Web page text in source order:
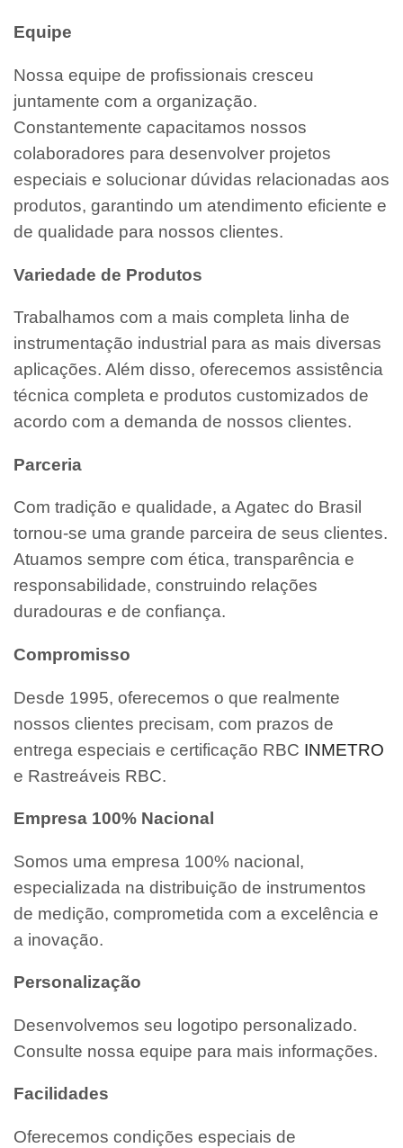
Equipe
Nossa equipe de profissionais cresceu
juntamente com a organização.
Constantemente capacitamos nossos
colaboradores para desenvolver projetos
especiais e solucionar dúvidas relacionadas aos
produtos, garantindo um atendimento eficiente e
de qualidade para nossos clientes.
Variedade de Produtos
Trabalhamos com a mais completa linha de
instrumentação industrial para as mais diversas
aplicações. Além disso, oferecemos assistência
técnica completa e produtos customizados de
acordo com a demanda de nossos clientes.
Parceria
Com tradição e qualidade, a Agatec do Brasil
tornou-se uma grande parceira de seus clientes.
Atuamos sempre com ética, transparência e
responsabilidade, construindo relações
duradouras e de confiança.
Compromisso
Desde 1995, oferecemos o que realmente
nossos clientes precisam, com prazos de
entrega especiais e certificação RBC INMETRO
e Rastreáveis RBC.
Empresa 100% Nacional
Somos uma empresa 100% nacional,
especializada na distribuição de instrumentos
de medição, comprometida com a excelência e
a inovação.
Personalização
Desenvolvemos seu logotipo personalizado.
Consulte nossa equipe para mais informações.
Facilidades
Oferecemos condições especiais de